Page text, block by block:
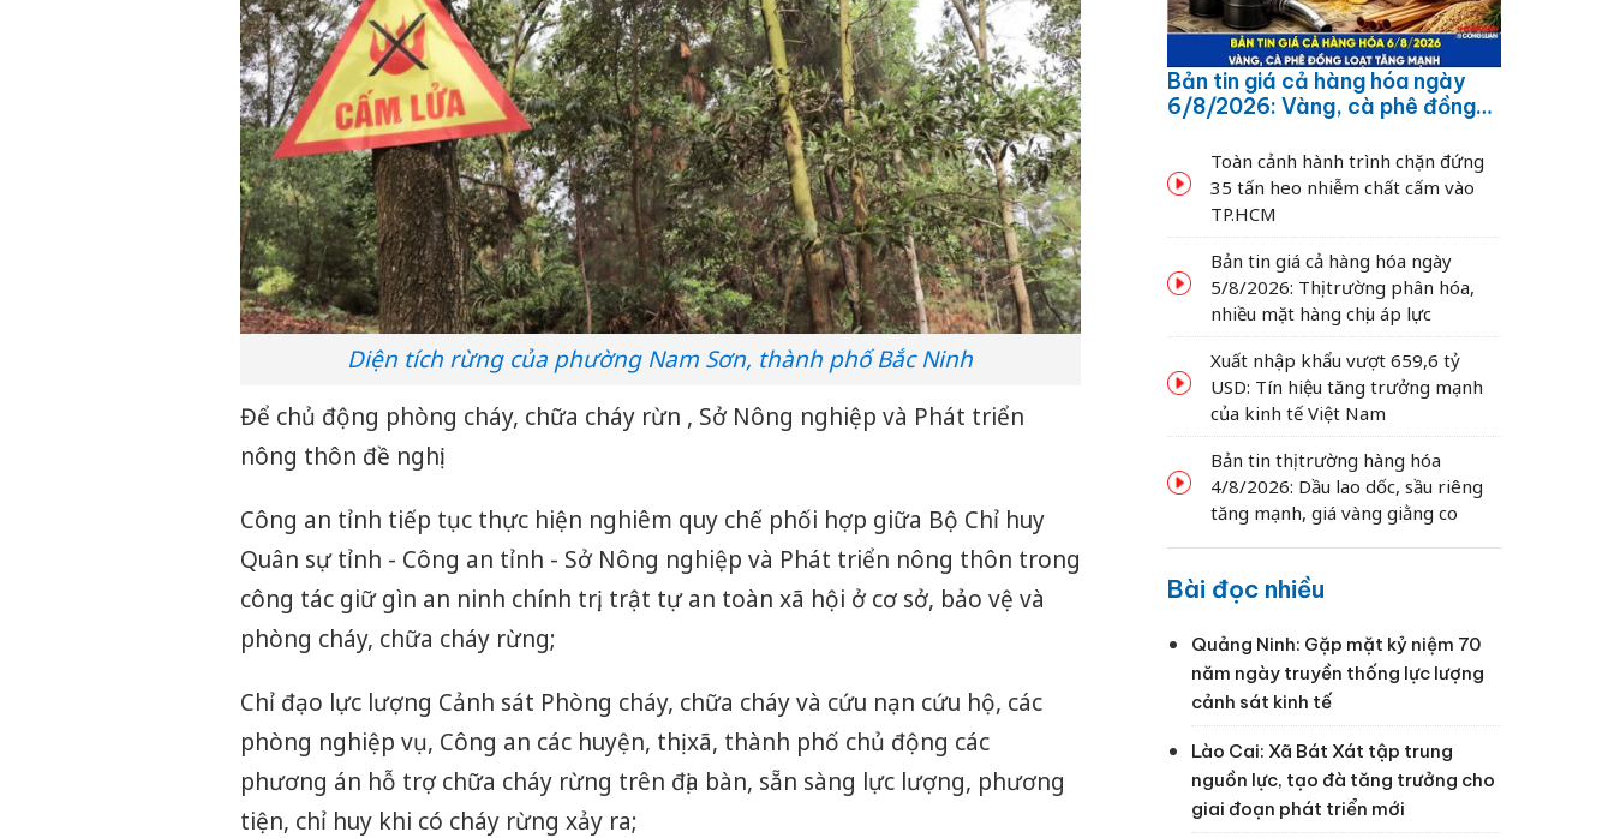
Diện tích rừng của phường Nam Sơn, thành phố Bắc Ninh
Để chủ động phòng cháy, chữa cháy rừn , Sở Nông nghiệp và Phát triển
nông thôn đề nghị:
Công an tỉnh tiếp tục thực hiện nghiêm quy chế phối hợp giữa Bộ Chỉ huy
Quân sự tỉnh - Công an tỉnh - Sở Nông nghiệp và Phát triển nông thôn trong
công tác giữ gìn an ninh chính trị, trật tự an toàn xã hội ở cơ sở, bảo vệ và
phòng cháy, chữa cháy rừng;
Chỉ đạo lực lượng Cảnh sát Phòng cháy, chữa cháy và cứu nạn cứu hộ, các
phòng nghiệp vụ, Công an các huyện, thị xã, thành phố chủ động các
phương án hỗ trợ chữa cháy rừng trên địa bàn, sẵn sàng lực lượng, phương
tiện, chỉ huy khi có cháy rừng xảy ra;
Bản tin giá cả hàng hóa ngày
6/8/2026: Vàng, cà phê đồng
Toàn cảnh hành trình chặn đứng
35 tấn heo nhiễm chất cấm vào
TP.HCM
Bản tin giá cả hàng hóa ngày
5/8/2026: Thị trường phân hóa,
nhiều mặt hàng chịu áp lực
Xuất nhập khẩu vượt 659,6 tỷ
USD: Tín hiệu tăng trưởng mạnh
của kinh tế Việt Nam
Bản tin thị trường hàng hóa
4/8/2026: Dầu lao dốc, sầu riêng
tăng mạnh, giá vàng giằng co
Bài đọc nhiều
Quảng Ninh: Gặp mặt kỷ niệm 70
năm ngày truyền thống lực lượng
cảnh sát kinh tế
Lào Cai: Xã Bát Xát tập trung
nguồn lực, tạo đà tăng trưởng cho
giai đoạn phát triển mới